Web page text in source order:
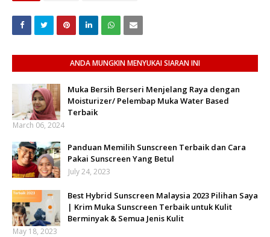
ANDA MUNGKIN MENYUKAI SIARAN INI
Muka Bersih Berseri Menjelang Raya dengan
Moisturizer/ Pelembap Muka Water Based
Terbaik
March 06, 2024
Panduan Memilih Sunscreen Terbaik dan Cara
Pakai Sunscreen Yang Betul
July 24, 2023
Best Hybrid Sunscreen Malaysia 2023 Pilihan Saya
| Krim Muka Sunscreen Terbaik untuk Kulit
Berminyak & Semua Jenis Kulit
May 18, 2023